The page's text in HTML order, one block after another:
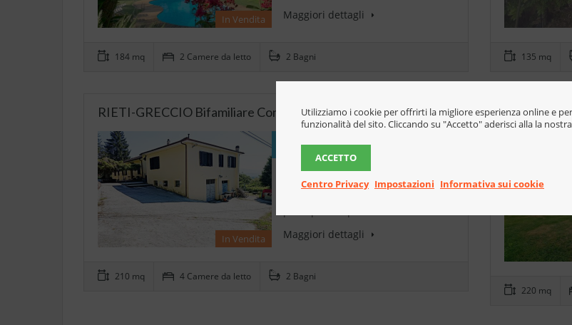
In Vendita
Maggiori dettagli
184 mq 2 Camere da letto 2 Bagni 135 mq
RIETI-GRECCIO Bifamiliare Con Ampia Corte Privata (Rif.2822)
In Vendita
€139.000,00- Bifamiliare
nella natura. Ecco I connotati
Maggiori dettagli
210 mq 4 Camere da letto 2 Bagni
RIETI-
(Rif.2835)
220 mq
Utilizziamo i cookie per offrirti la migliore esperienza online e
funzionalità del sito. Cliccando su "Accetto" aderisci alla la
ACCETTO
Centro Privacy Impostazioni Informativa sui cookie